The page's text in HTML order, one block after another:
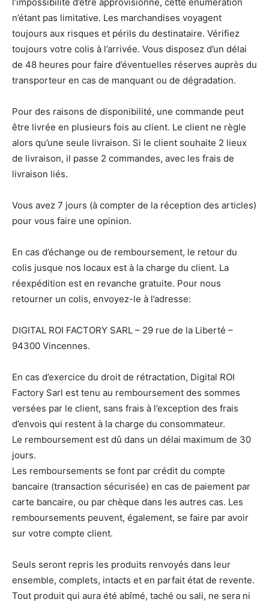
n’étant pas limitative. Les marchandises voyagent
toujours aux risques et périls du destinataire. Vérifiez
toujours votre colis à l’arrivée. Vous disposez d’un délai
de 48 heures pour faire d’éventuelles réserves auprès du
transporteur en cas de manquant ou de dégradation.
Pour des raisons de disponibilité, une commande peut
être livrée en plusieurs fois au client. Le client ne règle
alors qu’une seule livraison. Si le client souhaite 2 lieux
de livraison, il passe 2 commandes, avec les frais de
livraison liés.
Vous avez 7 jours (à compter de la réception des articles)
pour vous faire une opinion.
En cas d’échange ou de remboursement, le retour du
colis jusque nos locaux est à la charge du client. La
réexpédition est en revanche gratuite. Pour nous
retourner un colis, envoyez-le à l’adresse:
DIGITAL ROI FACTORY SARL – 29 rue de la Liberté –
94300 Vincennes.
En cas d’exercice du droit de rétractation, Digital ROI
Factory Sarl est tenu au remboursement des sommes
versées par le client, sans frais à l’exception des frais
d’envois qui restent à la charge du consommateur.
Le remboursement est dû dans un délai maximum de 30
jours.
Les remboursements se font par crédit du compte
bancaire (transaction sécurisée) en cas de paiement par
carte bancaire, ou par chèque dans les autres cas. Les
remboursements peuvent, également, se faire par avoir
sur votre compte client.
Seuls seront repris les produits renvoyés dans leur
ensemble, complets, intacts et en parfait état de revente.
Tout produit qui aura été abîmé, taché ou sali, ne sera ni